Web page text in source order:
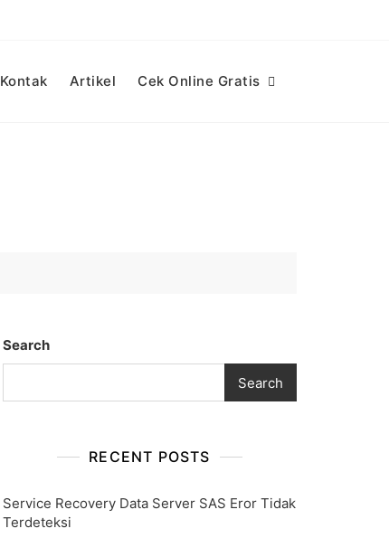
Kontak Artikel Cek Online Gratis
Search
Search
RECENT POSTS
Service Recovery Data Server SAS Eror Tidak
Terdeteksi